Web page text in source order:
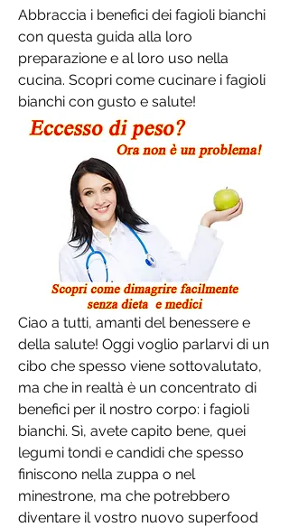
Abbraccia i benefici dei fagioli bianchi
con questa guida alla loro
preparazione e al loro uso nella
cucina. Scopri come cucinare i fagioli
bianchi con gusto e salute!
Ciao a tutti, amanti del benessere e
della salute! Oggi voglio parlarvi di un
cibo che spesso viene sottovalutato,
ma che in realtà è un concentrato di
benefici per il nostro corpo: i fagioli
bianchi. Sì, avete capito bene, quei
legumi tondi e candidi che spesso
finiscono nella zuppa o nel
minestrone, ma che potrebbero
diventare il vostro nuovo superfood